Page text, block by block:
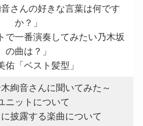
さんの好きな言葉は何です
か？」
で一番演奏してみたい乃木坂
の曲は？」
佑「ベスト髪型」
音さんに聞いてみた～
ニットについて
に披露する楽曲について